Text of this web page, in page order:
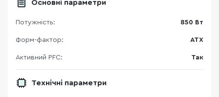
Основні параметри
Потужність: 850 Вт
Форм-фактор: ATX
Активний PFC: Так
Технічні параметри